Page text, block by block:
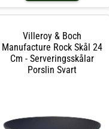
Villeroy & Boch
Manufacture Rock Skål 24
Cm - Serveringsskålar
Porslin Svart